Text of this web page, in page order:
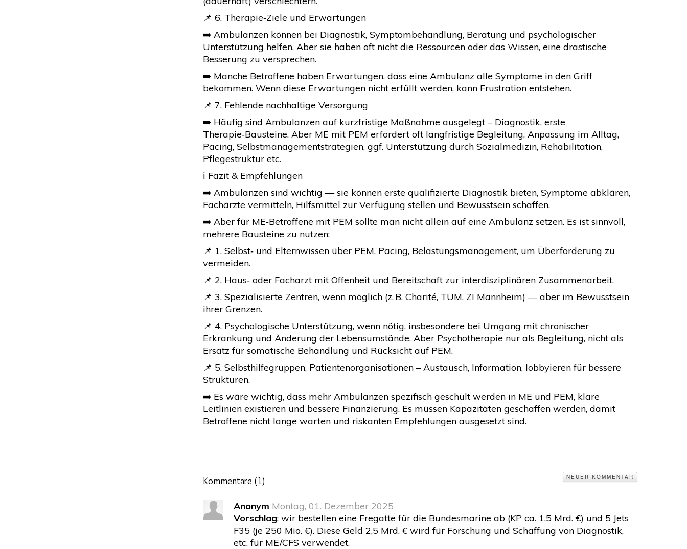
📌 6. Therapie‑Ziele und Erwartungen
➡️ Ambulanzen können bei Diagnostik, Symptombehandlung, Beratung und psychologischer
Unterstützung helfen. Aber sie haben oft nicht die Ressourcen oder das Wissen, eine drastische
Besserung zu versprechen.
➡️ Manche Betroffene haben Erwartungen, dass eine Ambulanz alle Symptome in den Griff
bekommen. Wenn diese Erwartungen nicht erfüllt werden, kann Frustration entstehen.
📌 7. Fehlende nachhaltige Versorgung
➡️ Häufig sind Ambulanzen auf kurzfristige Maßnahme ausgelegt – Diagnostik, erste
Therapie‑Bausteine. Aber ME mit PEM erfordert oft langfristige Begleitung, Anpassung im Alltag,
Pacing, Selbstmanagementstrategien, ggf. Unterstützung durch Sozialmedizin, Rehabilitation,
Pflegestruktur etc.
ℹ️ Fazit & Empfehlungen
➡️ Ambulanzen sind wichtig — sie können erste qualifizierte Diagnostik bieten, Symptome abklären,
Fachärzte vermitteln, Hilfsmittel zur Verfügung stellen und Bewusstsein schaffen.
➡️ Aber für ME‑Betroffene mit PEM sollte man nicht allein auf eine Ambulanz setzen. Es ist sinnvoll,
mehrere Bausteine zu nutzen:
📌 1. Selbst‑ und Elternwissen über PEM, Pacing, Belastungsmanagement, um Überforderung zu
vermeiden.
📌 2. Haus‑ oder Facharzt mit Offenheit und Bereitschaft zur interdisziplinären Zusammenarbeit.
📌 3. Spezialisierte Zentren, wenn möglich (z. B. Charité, TUM, ZI Mannheim) — aber im Bewusstsein
ihrer Grenzen.
📌 4. Psychologische Unterstützung, wenn nötig, insbesondere bei Umgang mit chronischer
Erkrankung und Änderung der Lebensumstände. Aber Psychotherapie nur als Begleitung, nicht als
Ersatz für somatische Behandlung und Rücksicht auf PEM.
📌 5. Selbsthilfegruppen, Patientenorganisationen – Austausch, Information, lobbyieren für bessere
Strukturen.
➡️ Es wäre wichtig, dass mehr Ambulanzen spezifisch geschult werden in ME und PEM, klare
Leitlinien existieren und bessere Finanzierung. Es müssen Kapazitäten geschaffen werden, damit
Betroffene nicht lange warten und riskanten Empfehlungen ausgesetzt sind.
Kommentare (1) NEUER KOMMENTAR
Anonym Montag, 01. Dezember 2025
Vorschlag: wir bestellen eine Fregatte für die Bundesmarine ab (KP ca. 1,5 Mrd. €) und 5 Jets
F35 (je 250 Mio. €). Diese Geld 2,5 Mrd. € wird für Forschung und Schaffung von Diagnostik,
etc. für ME/CFS verwendet.